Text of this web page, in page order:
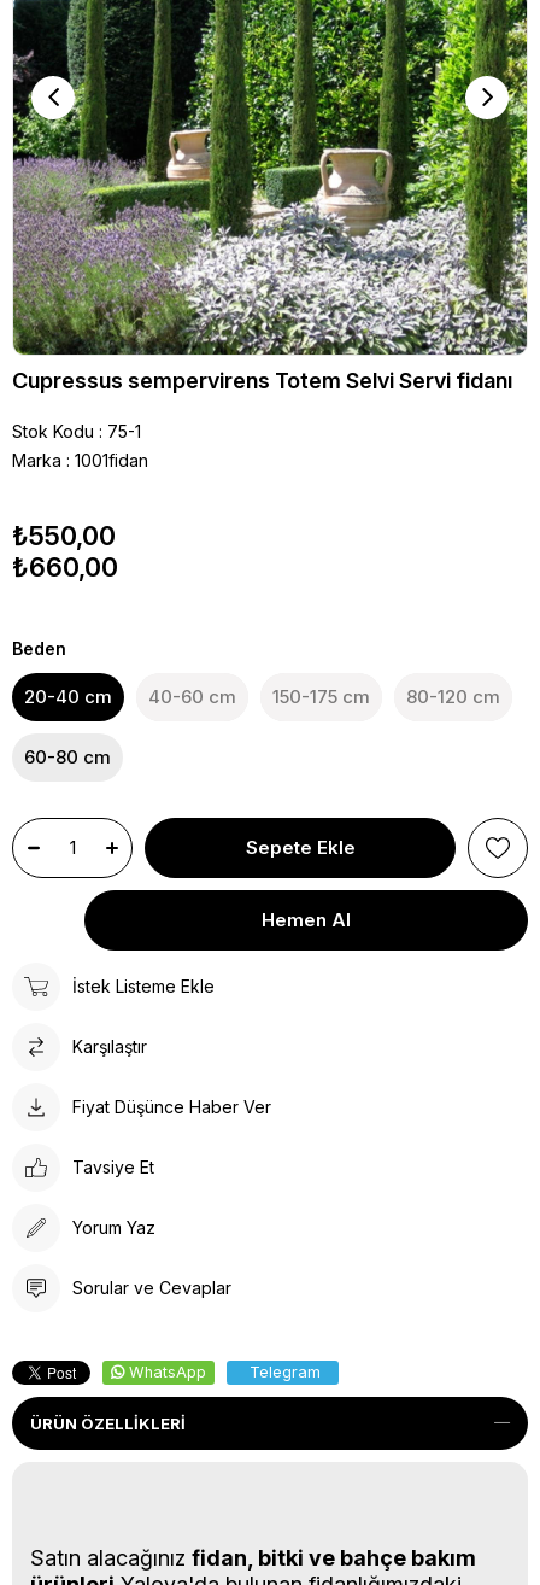
Cupressus sempervirens Totem Selvi Servi fidanı
Stok Kodu
75-1
Marka : 1001fidan
₺550,00
₺660,00
Beden
20-40 cm 40-60 cm 150-175 cm 80-120 cm
60-80 cm
İstek Listeme Ekle
Karşılaştır
Fiyat Düşünce Haber Ver
Tavsiye Et
Yorum Yaz
Sorular ve Cevaplar
WhatsApp Telegram
ÜRÜN ÖZELLIKLERI
Satın alacağınız fidan, bitki ve bahçe bakım